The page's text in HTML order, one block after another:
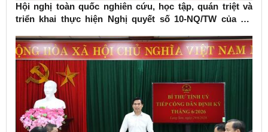
Hội nghị toàn quốc nghiên cứu, học tập, quán triệt và
triển khai thực hiện Nghị quyết số 10-NQ/TW của Bộ